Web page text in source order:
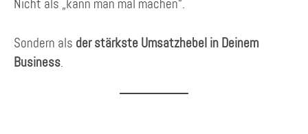
Nicht als „kann man mal machen“.
Sondern als der stärkste Umsatzhebel in Deinem
Business.